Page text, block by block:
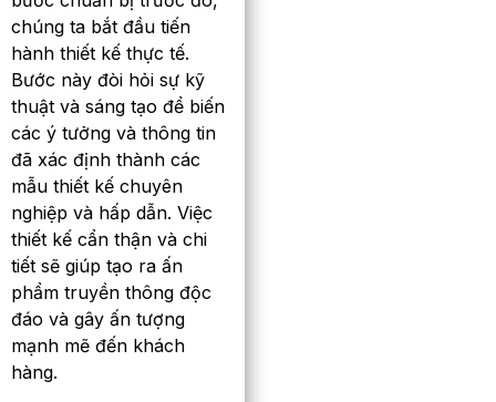
chúng ta bắt đầu tiến
hành thiết kế thực tế.
Bước này đòi hỏi sự kỹ
thuật và sáng tạo để biến
các ý tưởng và thông tin
đã xác định thành các
mẫu thiết kế chuyên
nghiệp và hấp dẫn. Việc
thiết kế cẩn thận và chi
tiết sẽ giúp tạo ra ấn
phẩm truyền thông độc
đáo và gây ấn tượng
mạnh mẽ đến khách
hàng.